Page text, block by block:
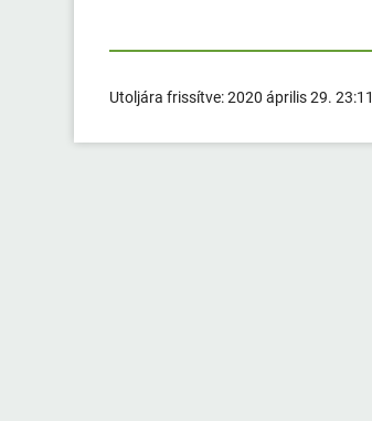
Utoljára frissítve:2020 április 29. 23:11